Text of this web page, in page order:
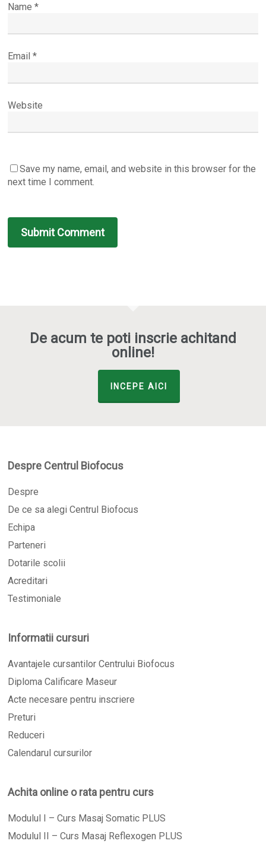
Name*
Email*
Website
Save my name, email, and website in this browser for the
next time I comment.
De acum te poti inscrie achitand
online!
INCEPE AICI
Despre Centrul Biofocus
Despre
De ce sa alegi Centrul Biofocus
Echipa
Parteneri
Dotarile scolii
Acreditari
Testimoniale
Informatii cursuri
Avantajele cursantilor Centrului Biofocus
Diploma Calificare Maseur
Acte necesare pentru inscriere
Preturi
Reduceri
Calendarul cursurilor
Achita online o rata pentru curs
Modulul I – Curs Masaj Somatic PLUS
Modulul II – Curs Masaj Reflexogen PLUS